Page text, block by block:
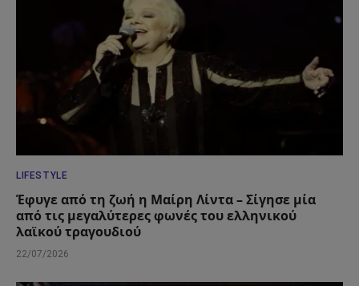
LIFESTYLE
Έφυγε από τη ζωή η Μαίρη Λίντα – Σίγησε μία
από τις μεγαλύτερες φωνές του ελληνικού
λαϊκού τραγουδιού
22/07/2026